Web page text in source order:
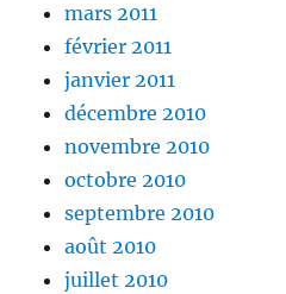
mars 2011
février 2011
janvier 2011
décembre 2010
novembre 2010
octobre 2010
septembre 2010
août 2010
juillet 2010